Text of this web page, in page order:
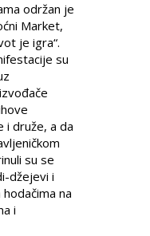
održan je
Market,
je igra“.
su
i druže, a da
su se
džejevi i
na
i